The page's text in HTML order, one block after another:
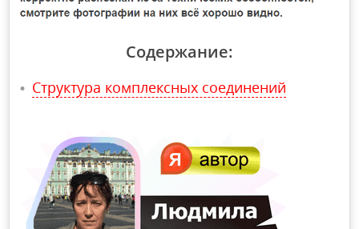
Содержание:
Структура комплексных соединений